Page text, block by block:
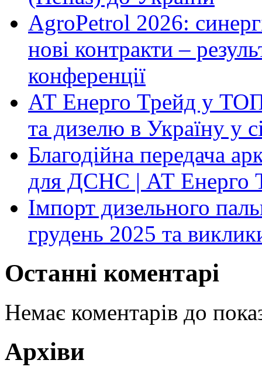
AgroPetrol 2026:
нові контракти –
конференції
АТ Енерго Трейд у
та дизелю в Україну у
Благодійна передача
для ДСНС | АТ Енерго
Імпорт дизельного
грудень 2025 та
Останні коментарі
Немає коментарів до
Архіви